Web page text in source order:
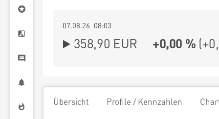
07.08.26 08:03
358,90 EUR +0,00 % (
Übersicht Profile / Kennzahlen